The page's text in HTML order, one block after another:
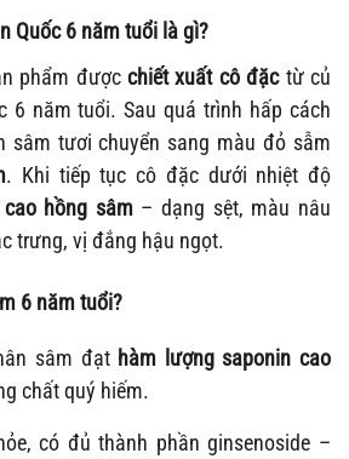
Quốc 6 năm tuổi là gì?
phẩm được chiết xuất cô đặctừ củ
6 năm tuổi. Sau quá trình hấp cách
sâm tươi chuyển sang màu đỏ sẫm
. Khi tiếp tục cô đặc dưới nhiệt độ
cao hồng sâm– dạng sệt, màu nâu
trưng, vị đắng hậu ngọt.
6 năm tuổi?
sâm đạt hàm lượng saponin cao
chất quý hiếm.
có đủ thành phần ginsenoside –